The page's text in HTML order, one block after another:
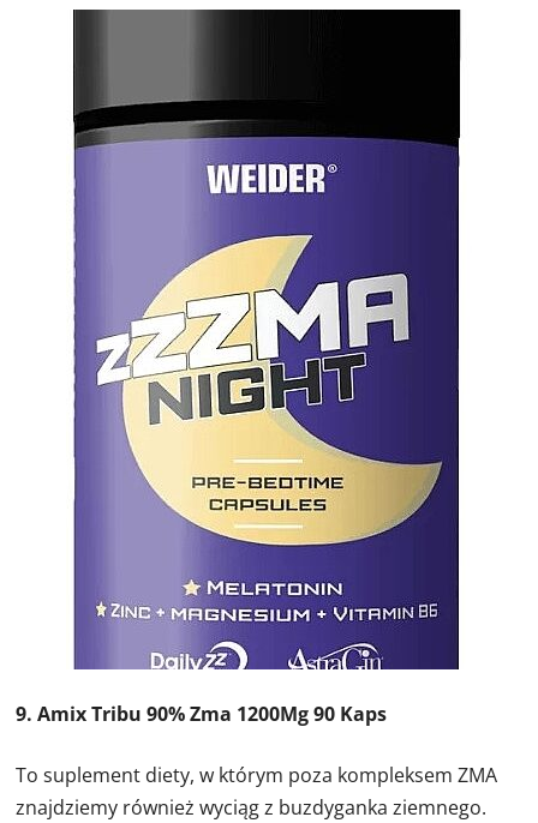
9. Amix Tribu 90% Zma 1200Mg 90 Kaps
To suplement diety, w którym poza kompleksem ZMA
znajdziemy również wyciąg z buzdyganka ziemnego.